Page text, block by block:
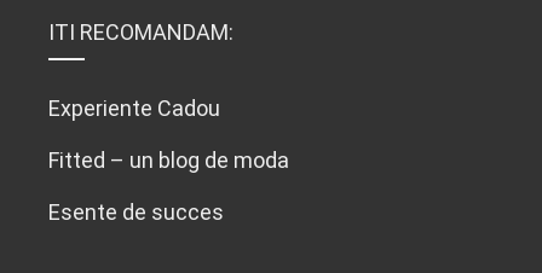
ITI RECOMANDAM:
Experiente Cadou
Fitted – un blog de moda
Esente de succes